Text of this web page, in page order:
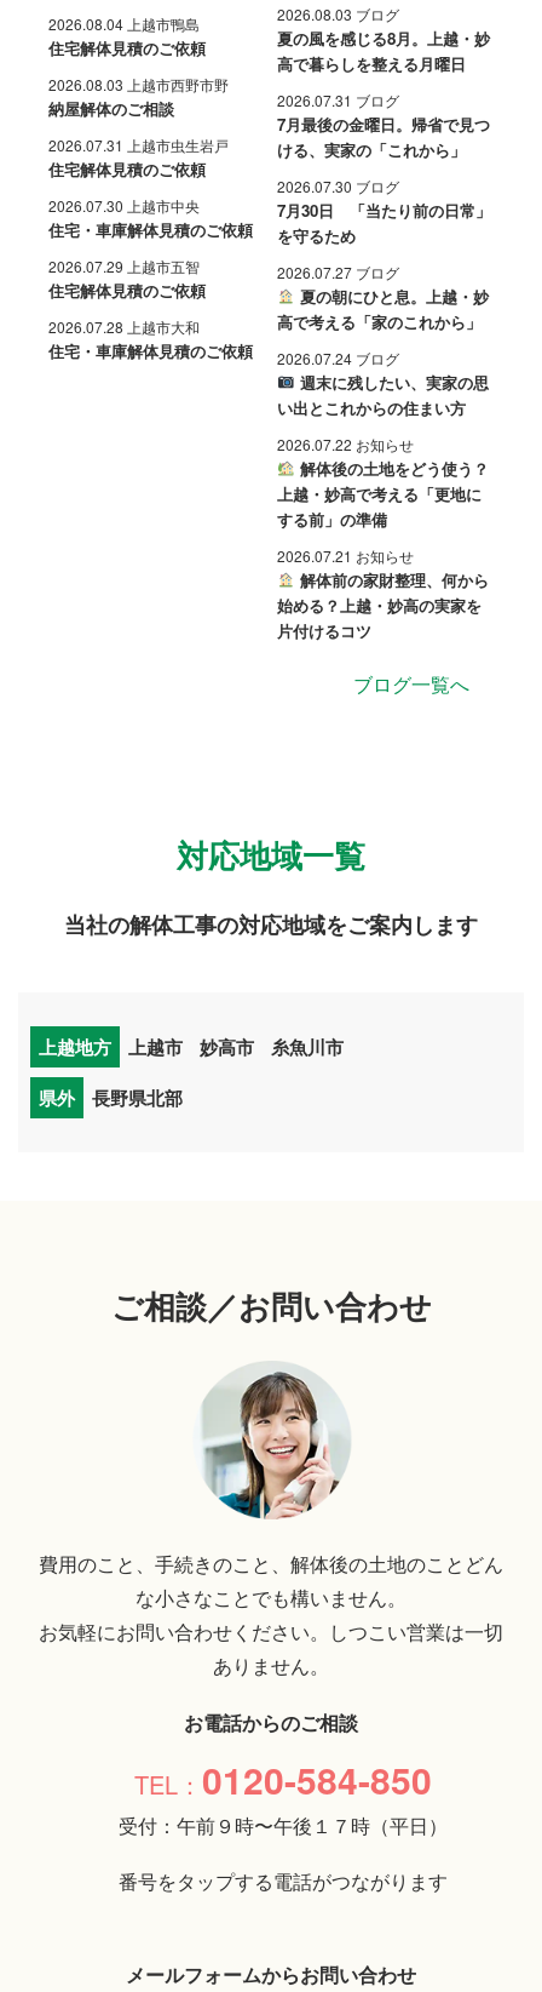
2026.08.04 上越市鴨島
住宅解体見積のご依頼
2026.08.03 上越市西野市野
納屋解体のご相談
2026.07.31 上越市虫生岩戸
住宅解体見積のご依頼
2026.07.30 上越市中央
住宅・車庫解体見積のご依頼
2026.07.29 上越市五智
住宅解体見積のご依頼
2026.07.28 上越市大和
住宅・車庫解体見積のご依頼
2026.08.03 ブログ
夏の風を感じる8月。上越・妙
高で暮らしを整える月曜日
2026.07.31 ブログ
7月最後の金曜日。帰省で見つ
ける、実家の「これから」
2026.07.30 ブログ
7月30日 「当たり前の日常」
を守るため
2026.07.27 ブログ
夏の朝にひと息。上越・妙
高で考える「家のこれから」
2026.07.24 ブログ
週末に残したい、実家の思
い出とこれからの住まい方
2026.07.22 お知らせ
解体後の土地をどう使う？
上越・妙高で考える「更地に
する前」の準備
2026.07.21 お知らせ
解体前の家財整理、何から
始める？上越・妙高の実家を
片付けるコツ
ブログ一覧へ
対応地域一覧
当社の解体工事の対応地域をご案内します
上越地方 上越市 妙高市
糸魚川市
県外
長野県北部
ご相談／お問い合わせ
費用のこと、手続きのこと、解体後の土地のことどん
な小さなことでも構いません。
お気軽にお問い合わせください。しつこい営業は一切
ありません。
お電話からのご相談
0120-584-850
受付：午前９時〜午後１７時（平日）
番号をタップする電話がつながります
メールフォームからお問い合わせ